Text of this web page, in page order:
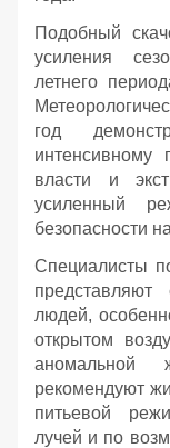
Подобный
усиления
летнего
год
интенсивному
власти и
усиленный
безопасности
Специалисты
представляют
людей,
открытом
аномальной
рекомендуют
питьевой
лучей и по